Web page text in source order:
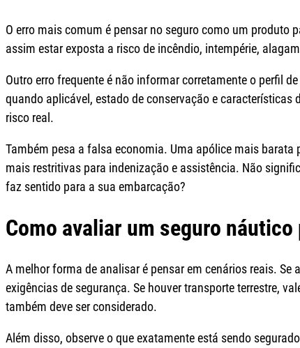
O erro mais comum é pensar no seguro como um
assim estar exposta a risco de incêndio, intempérie,
Outro erro frequente é não informar corretamente o perfil
quando aplicável, estado de conservação e
risco real.
Também pesa a falsa economia. Uma apólice mais
mais restritivas para indenização e assistência. Não
faz sentido para a sua embarcação?
Como avaliar um seguro
A melhor forma de analisar é pensar em cenários reais.
exigências de segurança. Se houver transporte terrestre,
também deve ser considerado.
Além disso, observe o que exatamente está sendo